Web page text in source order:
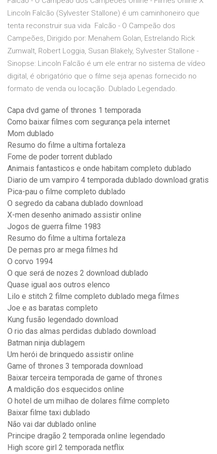
Lincoln Falcão (Sylvester Stallone) é um caminhoneiro que
tenta reconstruir sua vida Falcão - O Campeão dos
Campeões, Dirigido por: Menahem Golan, Estrelando Rick
Zumwalt, Robert Loggia, Susan Blakely, Sylvester Stallone -
Sinopse: Lincoln Falcão é um ele entrar no sistema de vídeo
digital, é obrigatório que o filme seja apenas fornecido no
formato de venda ou locação. Dublado Legendado.
Capa dvd game of thrones 1 temporada
Como baixar filmes com segurança pela internet
Mom dublado
Resumo do filme a ultima fortaleza
Fome de poder torrent dublado
Animais fantasticos e onde habitam completo dublado
Diario de um vampiro 4 temporada dublado download gratis
Pica-pau o filme completo dublado
O segredo da cabana dublado download
X-men desenho animado assistir online
Jogos de guerra filme 1983
Resumo do filme a ultima fortaleza
De pernas pro ar mega filmes hd
O corvo 1994
O que será de nozes 2 download dublado
Quase igual aos outros elenco
Lilo e stitch 2 filme completo dublado mega filmes
Joe e as baratas completo
Kung fusão legendado download
O rio das almas perdidas dublado download
Batman ninja dublagem
Um herói de brinquedo assistir online
Game of thrones 3 temporada download
Baixar terceira temporada de game of thrones
A maldição dos esquecidos online
O hotel de um milhao de dolares filme completo
Baixar filme taxi dublado
Não vai dar dublado online
Principe dragão 2 temporada online legendado
High score girl 2 temporada netflix